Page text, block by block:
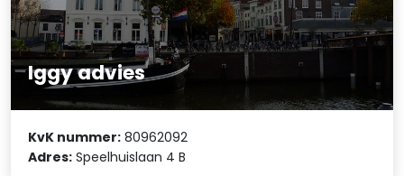
Iggy advies
KvK nummer: 80962092
Adres: Speelhuislaan 4 B